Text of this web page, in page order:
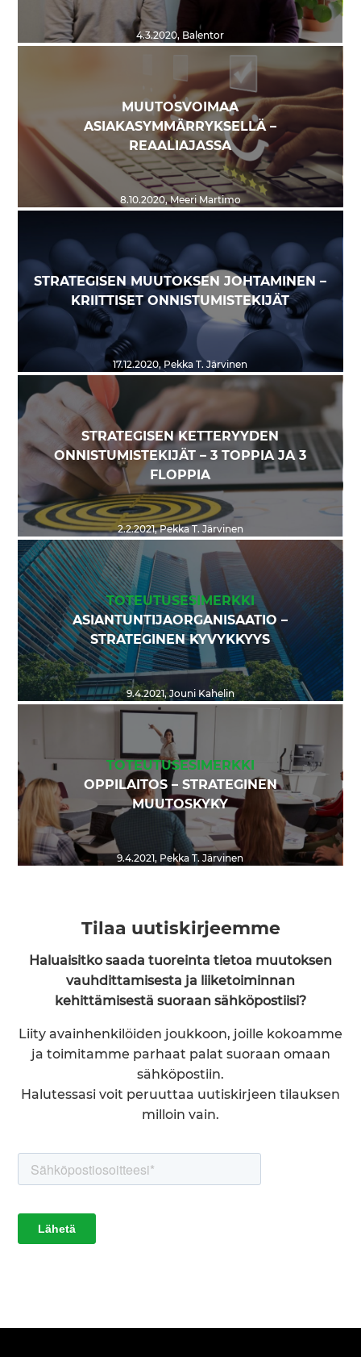
4.3.2020, Balentor
MUUTOSVOIMAA
ASIAKASYMMÄRRYKSELLÄ –
REAALIAJASSA
8.10.2020,Meeri Martimo
STRATEGISEN MUUTOKSEN JOHTAMINEN –
KRIITTISET ONNISTUMISTEKIJÄT
17.12.2020, Pekka T. Järvinen
STRATEGISEN KETTERYYDEN
ONNISTUMISTEKIJÄT – 3 TOPPIA JA 3
FLOPPIA
2.2.2021,Pekka T. Järvinen
TOTEUTUSESIMERKKI
ASIANTUNTIJAORGANISAATIO –
STRATEGINEN KYVYKKYYS
9.4.2021,Jouni Kahelin
TOTEUTUSESIMERKKI
OPPILAITOS – STRATEGINEN
MUUTOSKYKY
9.4.2021, Pekka T. Järvinen
Tilaa uutiskirjeemme
Haluaisitko saada tuoreinta tietoa muutoksen
vauhdittamisesta ja liiketoiminnan
kehittämisestä suoraan sähköpostiisi?
Liity avainhenkilöiden joukkoon, joille kokoamme
ja toimitamme parhaat palat suoraan omaan
sähköpostiin.
Halutessasi voit peruuttaa uutiskirjeen tilauksen
milloin vain.